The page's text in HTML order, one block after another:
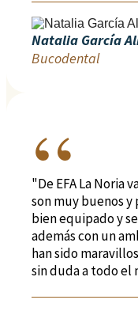
Natalia García
Bucodental
"De EFA La Noria
son muy buenos
bien equipado y
además con un
han sido
sin duda a todo el